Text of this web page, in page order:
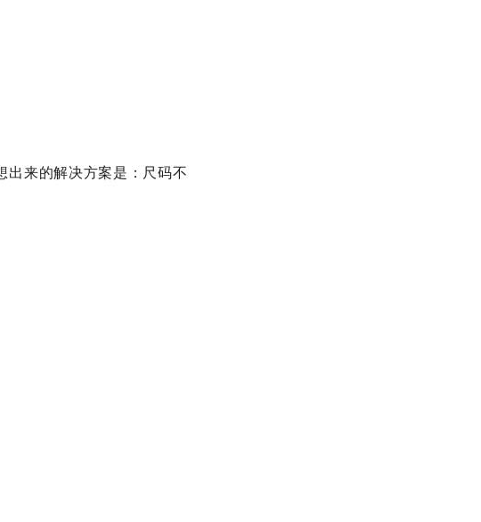
出来的解决方案是：尺码不